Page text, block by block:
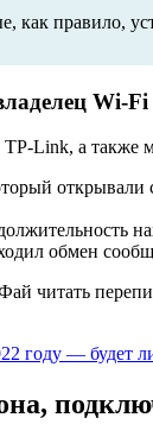
как правило,
Wi-Fi
Link, а также
открывали
обмен
читать
году — будет